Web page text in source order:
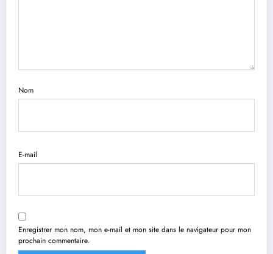
Nom
E-mail
Enregistrer mon nom, mon e-mail et mon site dans le navigateur pour mon
prochain commentaire.